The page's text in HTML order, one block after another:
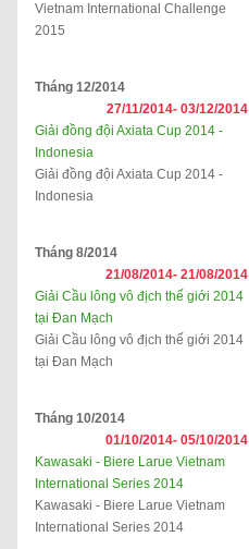
Vietnam International Challenge
2015
Tháng 12/2014
27/11/2014- 03/12/2014
Giải đồng đội Axiata Cup 2014 -
Indonesia
Giải đồng đội Axiata Cup 2014 -
Indonesia
Tháng 8/2014
21/08/2014- 21/08/2014
Giải Cầu lông vô địch thế giới 2014
tại Đan Mạch
Giải Cầu lông vô địch thế giới 2014
tại Đan Mạch
Tháng 10/2014
01/10/2014- 05/10/2014
Kawasaki - Biere Larue Vietnam
International Series 2014
Kawasaki - Biere Larue Vietnam
International Series 2014